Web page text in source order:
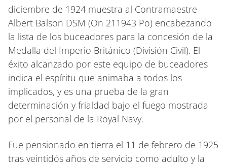
diciembre de 1924 muestra al Contramaestre
Albert Balson DSM (On 211943 Po) encabezando
la lista de los buceadores para la concesión de la
Medalla del Imperio Británico (División Civil). El
éxito alcanzado por este equipo de buceadores
indica el espíritu que animaba a todos los
implicados, y es una prueba de la gran
determinación y frialdad bajo el fuego mostrada
por el personal de la Royal Navy.
Fue pensionado en tierra el 11 de febrero de 1925
tras veintidós años de servicio como adulto y la